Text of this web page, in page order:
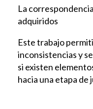
La
adquiridos
Este trabajo
inconsistencias y
si existen
hacia una etapa de